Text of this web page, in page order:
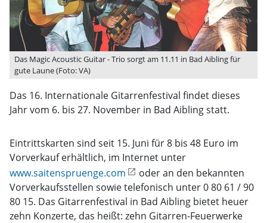
Das Magic Acoustic Guitar - Trio sorgt am 11.11 in Bad Aibling für
gute Laune (Foto: VA)
Das 16. Internationale Gitarrenfestival findet dieses
Jahr vom 6. bis 27. November in Bad Aibling statt.
Eintrittskarten sind seit 15. Juni für 8 bis 48 Euro im
Vorverkauf erhältlich, im Internet unter
www.saitenspruenge.com
oder an den bekannten
Vorverkaufsstellen sowie telefonisch unter 0 80 61 / 90
80 15. Das Gitarrenfestival in Bad Aibling bietet heuer
zehn Konzerte, das heißt: zehn ­Gitarren-Feuerwerke